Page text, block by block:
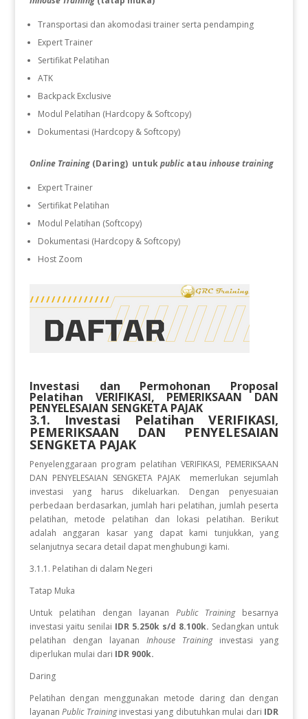
Transportasi dan akomodasi trainer serta pendamping
Expert Trainer
Sertifikat Pelatihan
ATK
Backpack Exclusive
Modul Pelatihan (Hardcopy & Softcopy)
Dokumentasi (Hardcopy & Softcopy)
Online Training (Daring) untukpublic atau inhouse training
Expert Trainer
Sertifikat Pelatihan
Modul Pelatihan (Softcopy)
Dokumentasi (Hardcopy & Softcopy)
Host Zoom
Investasi dan Permohonan Proposal
Pelatihan VERIFIKASI, PEMERIKSAAN DAN
PENYELESAIAN SENGKETA PAJAK
3.1. Investasi Pelatihan VERIFIKASI,
PEMERIKSAAN DAN PENYELESAIAN
SENGKETA PAJAK
Penyelenggaraan program pelatihan VERIFIKASI, PEMERIKSAAN
DAN PENYELESAIAN SENGKETA PAJAK
memerlukan sejumlah
investasi yang harus dikeluarkan. Dengan penyesuaian
perbedaan berdasarkan, jumlah hari pelatihan, jumlah peserta
pelatihan, metode pelatihan dan lokasi pelatihan. Berikut
adalah anggaran kasar yang dapat kami tunjukkan, yang
selanjutnya secara detail dapat menghubungi kami.
3.1.1. Pelatihan di dalam Negeri
Tatap Muka
Untuk pelatihan dengan layanan Public Trainingbesarnya
investasi yaitu senilai IDR 5.250k s/d 8.100k. Sedangkan untuk
pelatihan dengan layanan Inhouse Training investasi yang
diperlukan mulai dari IDR 900k.
Daring
Pelatihan dengan menggunakan metode daring dan dengan
layananPublic Traininginvestasi yang dibutuhkan mulai dari IDR